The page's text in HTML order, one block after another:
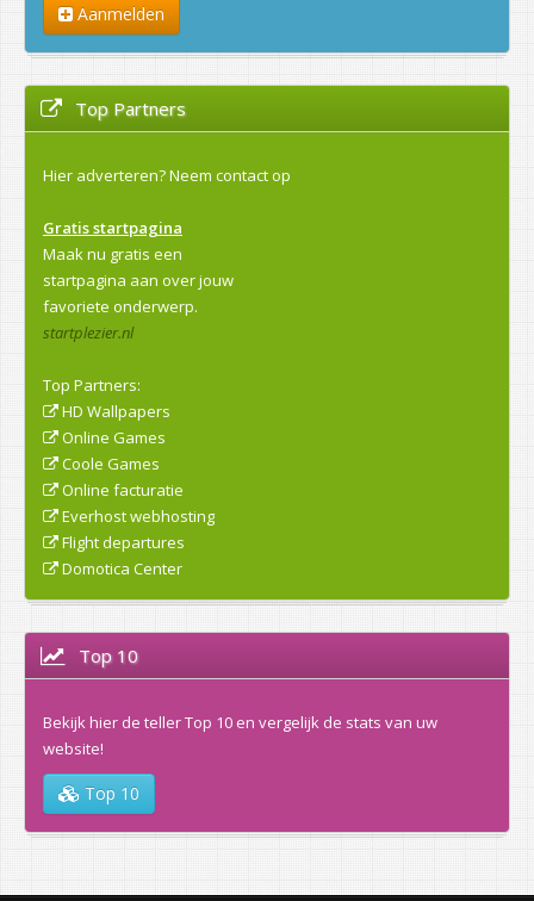
Aanmelden
Top Partners
Hier adverteren?Neem contact op
Gratis startpagina
Maak nu gratis een
startpagina aan over jouw
favoriete onderwerp.
startplezier.nl
Top Partners:
HD Wallpapers
Online Games
Coole Games
Online facturatie
Everhost webhosting
Flight departures
Domotica Center
Top 10
Bekijk hier de teller Top 10 en vergelijk de stats van uw
website!
Top 10